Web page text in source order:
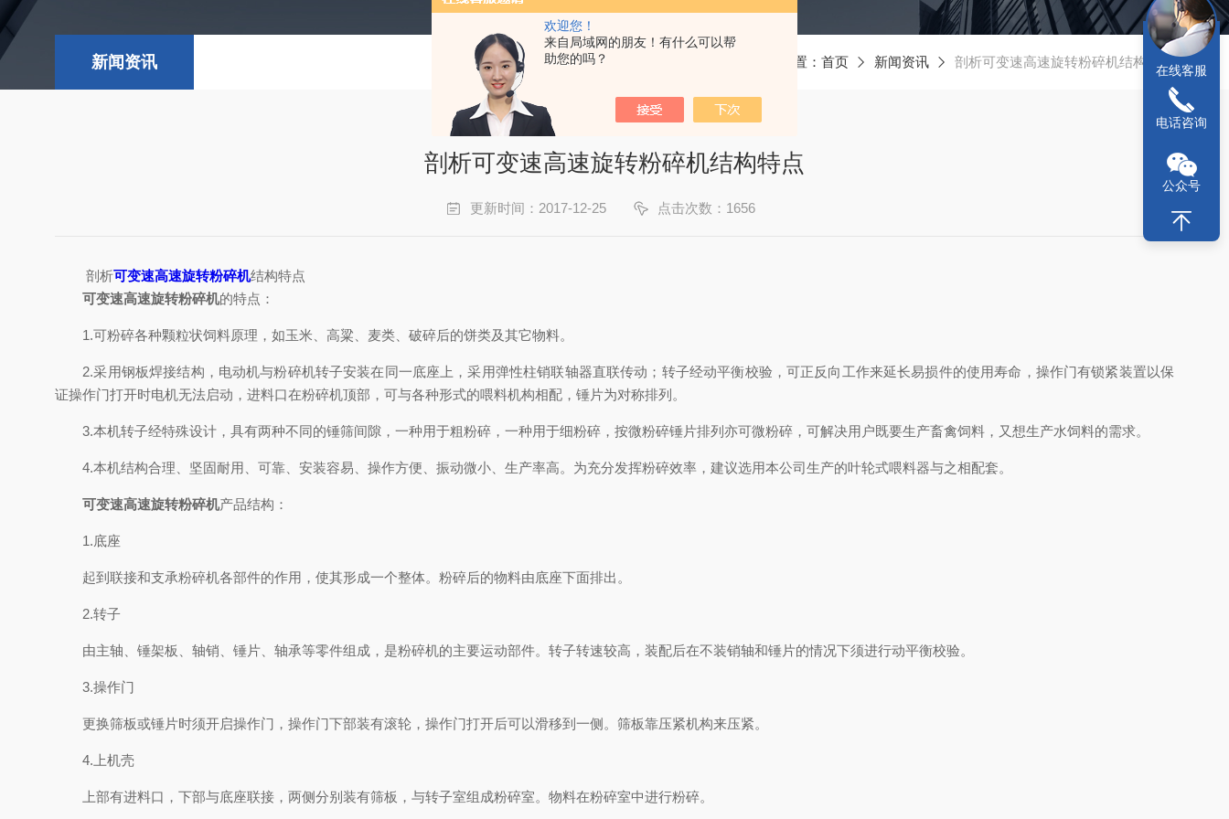
欢迎您！
来自局域网的朋友！有什么可以帮
助您的吗？
新闻资讯 当前位置： 首页 新闻资讯 剖析可变速高速旋转粉碎机结构特点
剖析可变速高速旋转粉碎机结构特点
更新时间：2017-12-25 点击次数：1656
剖析可变速高速旋转粉碎机结构特点
可变速高速旋转粉碎机的特点：
1.可粉碎各种颗粒状饲料原理，如玉米、高粱、麦类、破碎后的饼类及其它物料。
2.采用钢板焊接结构，电动机与粉碎机转子安装在同一底座上，采用弹性柱销联轴器直联传动；转子经动平衡校验，可正反向工作来延长易损件的使用寿命，操作门有锁紧装置以保
证操作门打开时电机无法启动，进料口在粉碎机顶部，可与各种形式的喂料机构相配，锤片为对称排列。
3.本机转子经特殊设计，具有两种不同的锤筛间隙，一种用于粗粉碎，一种用于细粉碎，按微粉碎锤片排列亦可微粉碎，可解决用户既要生产畜禽饲料，又想生产水饲料的需求。
4.本机结构合理、坚固耐用、可靠、安装容易、操作方便、振动微小、生产率高。为充分发挥粉碎效率，建议选用本公司生产的叶轮式喂料器与之相配套。
可变速高速旋转粉碎机产品结构：
1.底座
起到联接和支承粉碎机各部件的作用，使其形成一个整体。粉碎后的物料由底座下面排出。
2.转子
由主轴、锤架板、轴销、锤片、轴承等零件组成，是粉碎机的主要运动部件。转子转速较高，装配后在不装销轴和锤片的情况下须进行动平衡校验。
3.操作门
更换筛板或锤片时须开启操作门，操作门下部装有滚轮，操作门打开后可以滑移到一侧。筛板靠压紧机构来压紧。
4.上机壳
上部有进料口，下部与底座联接，两侧分别装有筛板，与转子室组成粉碎室。物料在粉碎室中进行粉碎。
在线客服
电话咨询
公众号